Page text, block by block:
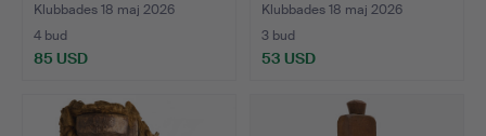
Klubbades 18 maj 2026
4 bud
85 USD
Klubbades 18 maj 2026
3 bud
53 USD